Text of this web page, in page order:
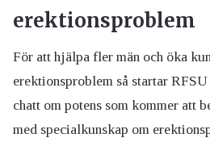
erektionsproblem
För att hjälpa fler män och öka
erektionsproblem så startar
chatt om potens som kommer att
med specialkunskap om